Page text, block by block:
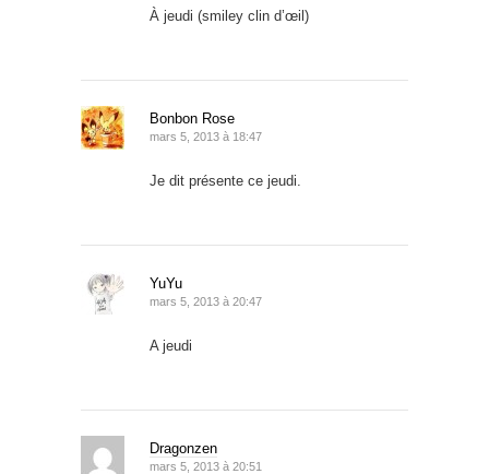
À jeudi (smiley clin d’œil)
Bonbon Rose
mars 5, 2013 à 18:47
Je dit présente ce jeudi.
YuYu
mars 5, 2013 à 20:47
A jeudi
Dragonzen
mars 5, 2013 à 20:51